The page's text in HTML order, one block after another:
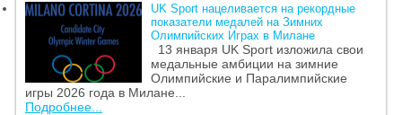
UK Sport нацеливается на рекордные
показатели медалей на Зимних
Олимпийских Играх в Милане
13 января UK Sport изложила свои
медальные амбиции на зимние
Олимпийские и Паралимпийские
игры 2026 года в Милане...
Подробнее...